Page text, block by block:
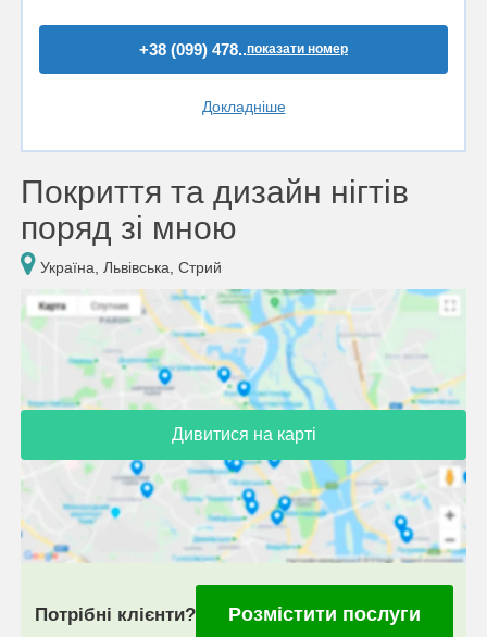
+38 (099) 478..показати номер
Докладніше
Покриття та дизайн нігтів
поряд зі мною
Україна, Львівська, Стрий
Дивитися на карті
Потрібні клієнти? Розмістити послуги